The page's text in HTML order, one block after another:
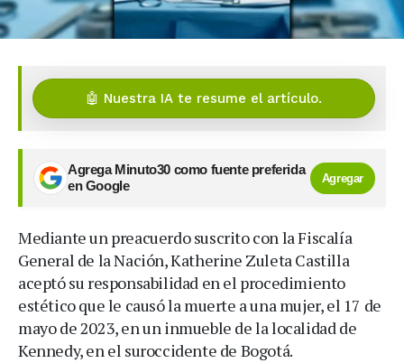
🤖 Nuestra IA te resume el artículo.
Agrega Minuto30 como fuente preferida
en Google
Agregar
Mediante un preacuerdo suscrito con la Fiscalía
General de la Nación, Katherine Zuleta Castilla
aceptó su responsabilidad en el procedimiento
estético que le causó la muerte a una mujer, el 17 de
mayo de 2023, en un inmueble de la localidad de
Kennedy, en el suroccidente de Bogotá.